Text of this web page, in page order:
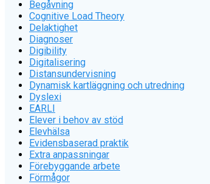
Begåvning
Cognitive Load Theory
Delaktighet
Diagnoser
Digibility
Digitalisering
Distansundervisning
Dynamisk kartläggning och utredning
Dyslexi
EARLI
Elever i behov av stöd
Elevhälsa
Evidensbaserad praktik
Extra anpassningar
Förebyggande arbete
Förmågor